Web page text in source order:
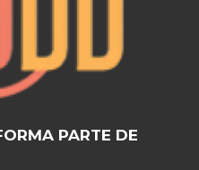
PARTE DE